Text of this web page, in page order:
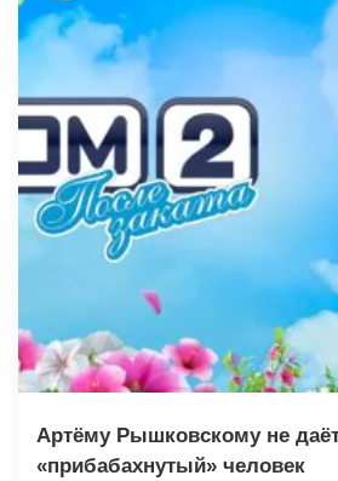
Артёму Рышковскому не
«прибабахнутый» человек